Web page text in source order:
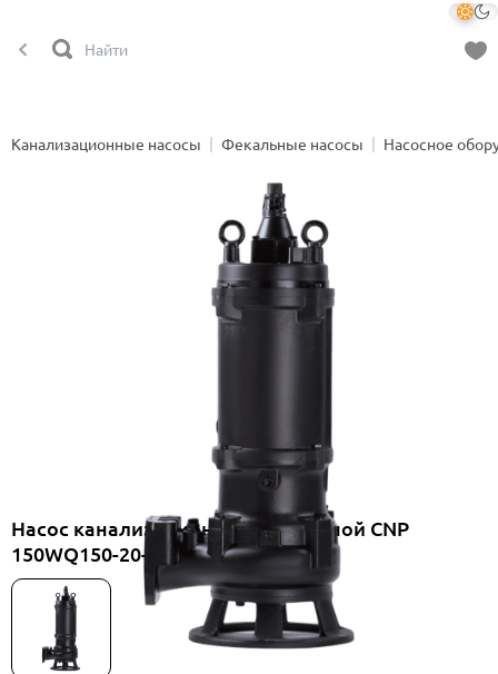
Канализационные насосы Фекальные насосы Насосное
Насос канализационный погружной CNP
150WQ150-20-15ES(I)+HS150WQ